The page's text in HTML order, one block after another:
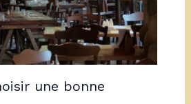
une bonne